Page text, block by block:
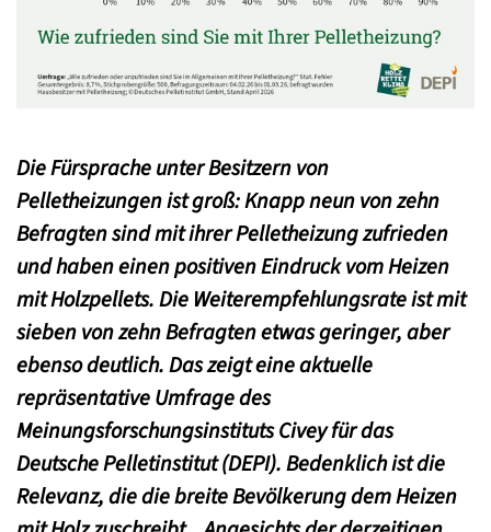
Die Fürsprache unter Besitzern von
Pelletheizungen ist groß: Knapp neun von zehn
Befragten sind mit ihrer Pelletheizung zufrieden
und haben einen positiven Eindruck vom Heizen
mit Holzpellets. Die Weiterempfehlungsrate ist mit
sieben von zehn Befragten etwas geringer, aber
ebenso deutlich. Das zeigt eine aktuelle
repräsentative Umfrage des
Meinungsforschungsinstituts Civey für das
Deutsche Pelletinstitut (DEPI). Bedenklich ist die
Relevanz, die die breite Bevölkerung dem Heizen